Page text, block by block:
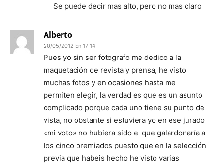
Se puede decir mas alto, pero no mas claro
Alberto
20/05/2012 En 17:14
Pues yo sin ser fotografo me dedico a la
maquetación de revista y prensa, he visto
muchas fotos y en ocasiones hasta me
permiten elegir, la verdad es que es un asunto
complicado porque cada uno tiene su punto de
vista, no obstante si estuviera yo en ese jurado
«mi voto» no hubiera sido el que galardonaría a
los cinco premiados puesto que en la selección
previa que habeis hecho he visto varias